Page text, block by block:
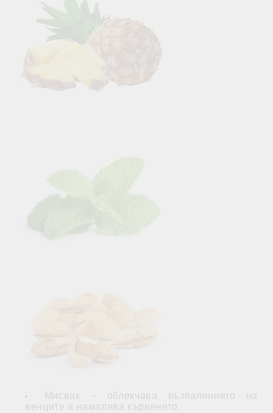
Мисвак – облекчава възпалението на
венците и намалява кървенето.